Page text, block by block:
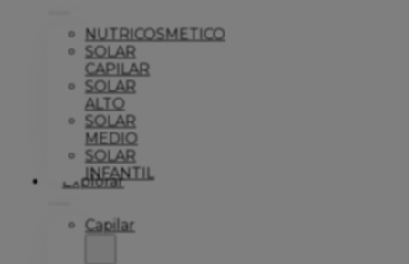
NUTRICOSMETICO
SOLAR
CAPILAR
SOLAR
ALTO
SOLAR
MEDIO
SOLAR
INFANTIL
Explorar
Capilar